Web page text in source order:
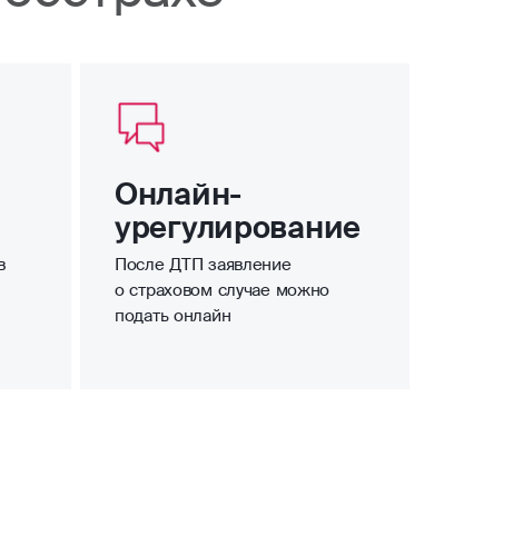
Онлайн-
урегулирование
После ДТП заявление
о страховом случае можно
подать онлайн